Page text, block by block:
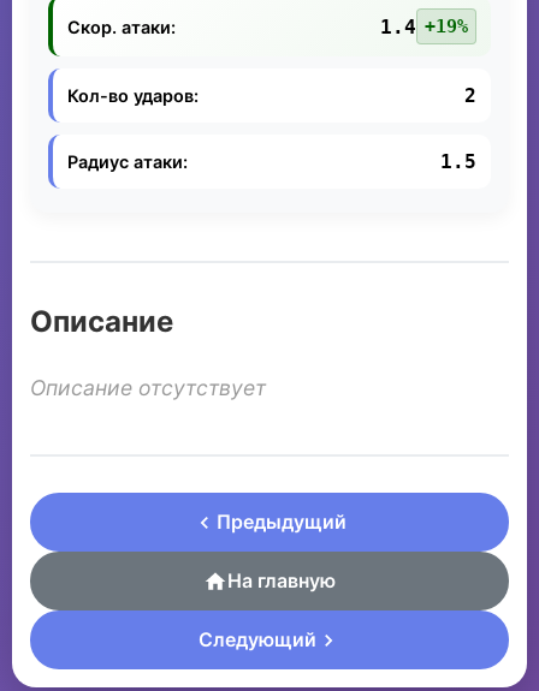
Скор. атаки: 1.4 +19%
Кол-во ударов: 2
Радиус атаки: 1.5
Описание
Описание отсутствует
Предыдущий
На главную
Следующий